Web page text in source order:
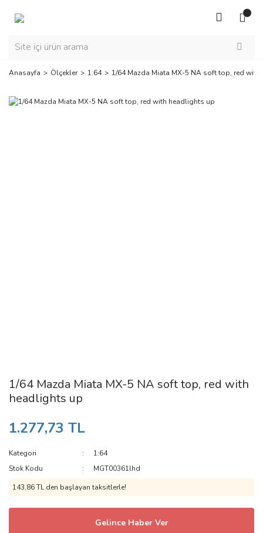
Anasayfa Ölçekler 1:64 1/64 Mazda Miata MX-5 NA soft top, red
1/64 Mazda Miata MX-5 NA soft top, red with
headlights up
1.277,73 TL
Kategori
1:64
Stok Kodu
MGT00361lhd
143,86 TL den başlayan taksitlerle!
Gelince Haber Ver